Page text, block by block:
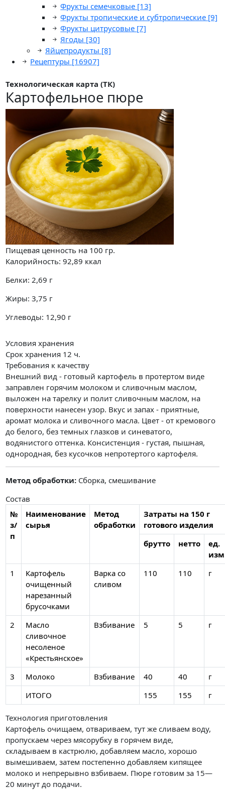
Фрукты семечковые [13]
Фрукты тропические и субтропические [9]
Фрукты цитрусовые [7]
Ягоды [30]
Яйцепродукты [8]
Рецептуры [16907]
Технологическая карта (ТК)
Картофельное пюре
Пищевая ценность на 100 гр.
Калорийность: 92,89 ккал
Белки: 2,69 г
Жиры: 3,75 г
Углеводы: 12,90 г
Условия хранения
Срок хранения 12 ч.
Требования к качеству
Внешний вид - готовый картофель в протертом виде
заправлен горячим молоком и сливочным маслом,
выложен на тарелку и полит сливочным маслом, на
поверхности нанесен узор. Вкус и запах - приятные,
аромат молока и сливочного масла. Цвет - от кремового
до белого, без темных глазков и синеватого,
водянистого оттенка. Консистенция - густая, пышная,
однородная, без кусочков непротертого картофеля.
Метод обработки: Сборка, смешивание
Состав
№
з/
п
Наименование
сырья
Метод
обработки
Затраты на 150 г
готового изделия
брутто
нетто
ед.
1
Картофель
очищенный
нарезанный
брусочками
Варка со
сливом
110 110 г
2
Масло
сливочное
несоленое
«Крестьянское»
Взбивание 5 5 г
3 Молоко Взбивание 40 40
г
ИТОГО
155 155 г
Технология приготовления
Картофель очищаем, отвариваем, тут же сливаем воду,
пропускаем через мясорубку в горячем виде,
складываем в кастрюлю, добавляем масло, хорошо
вымешиваем, затем постепенно добавляем кипящее
молоко и непрерывно взбиваем. Пюре готовим за 15—
20 минут до подачи.